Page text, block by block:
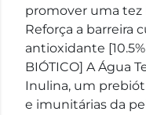
promover uma
Reforça a barreira
antioxidante
BIÓTICO] A Água
Inulina, um
e imunitárias da